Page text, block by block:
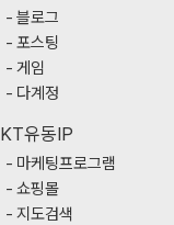
블로그
포스팅
게임
다계정
KT유동IP
마케팅프로그램
쇼핑몰
지도검색